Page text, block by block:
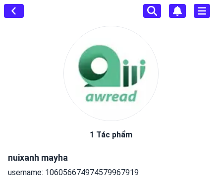
1 Tác phẩm
nuixanh mayha
username: 106056674974579967919